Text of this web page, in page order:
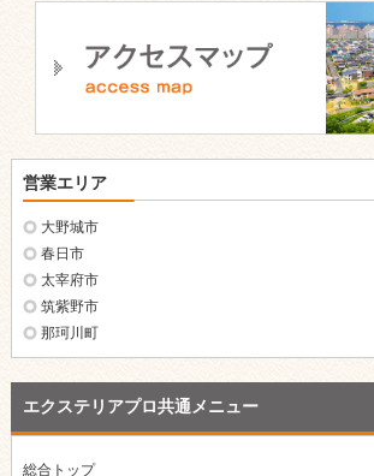
エクステリアプロ共通メニュー
総合トップ
営業エリア
大野城市
春日市
太宰府市
筑紫野市
那珂川町